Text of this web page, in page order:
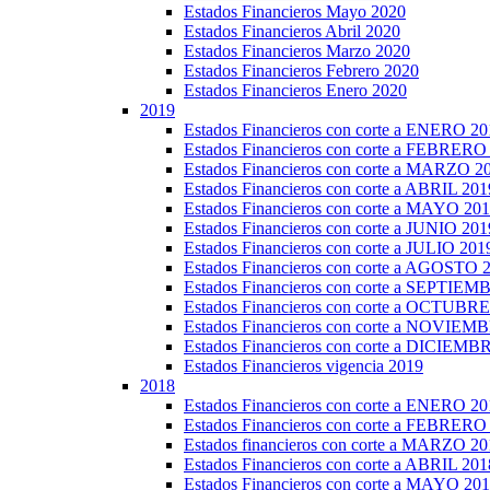
Estados Financieros Mayo 2020
Estados Financieros Abril 2020
Estados Financieros Marzo 2020
Estados Financieros Febrero 2020
Estados Financieros Enero 2020
2019
Estados Financieros con corte a ENERO
Estados Financieros con corte a
Estados Financieros con corte a MARZO
Estados Financieros con corte a ABRIL
Estados Financieros con corte a MAYO
Estados Financieros con corte a JUNIO
Estados Financieros con corte a JULIO
Estados Financieros con corte a AGOSTO
Estados Financieros con corte a
Estados Financieros con corte a
Estados Financieros con corte a
Estados Financieros con corte a
Estados Financieros vigencia 2019
2018
Estados Financieros con corte a ENERO
Estados Financieros con corte a
Estados financieros con corte a MARZO
Estados Financieros con corte a ABRIL
Estados Financieros con corte a MAYO